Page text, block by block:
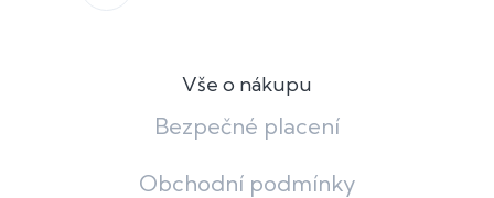
Vše o nákupu
Bezpečné placení
Obchodní podmínky